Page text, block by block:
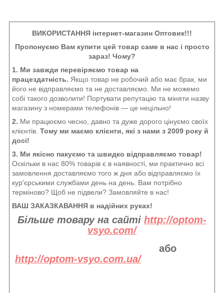
ВИКОРИСТАННЯ інтернет-магазин Оптовик!!!
Пропонуємо Вам купити цей товар саме в нас і просто
зараз! Чому?
1. Ми завжди перевіряємо товар на
працездатність. Якщо товар не робочий або має брак, ми
його не відправляємо та не доставляємо. Ми не можемо
собі такого дозволити! Портувати репутацію та міняти назву
магазину з номерами телефонів — це нецільно!
2. Ми працюємо чесно, давно та дуже дорого цінуємо своїх
клієнтів. Тому ми маємо клієнти, які з нами з 2009 року й
досі!
3. Ми якісно пакуємо та швидко відправляємо товар!
Оскільки в нас 80% товарів є в наявності, ми практично всі
замовлення доставляємо того ж дня або відправляємо їх
кур'єрськими службами день на день. Вам потрібно
терміново? Щоб не підвели? Замовляйте в нас!
ВАШ ЗАКАЗКАВАННЯ в надійних руках!
Більше товару на сайті http://optom-
vsyo.com/
або
http://optom-vsyo.com.ua/